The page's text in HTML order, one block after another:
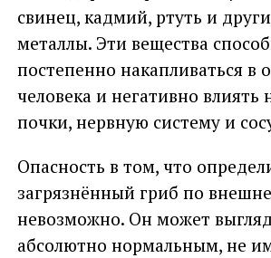
свинец, кадмий, ртуть и
металлы. Эти вещества
постепенно накапливаться в
человека и негативно влиять
почки, нервную систему и
Опасность в том, что
загрязнённый гриб по
невозможно. Он может
абсолютно нормальным, не